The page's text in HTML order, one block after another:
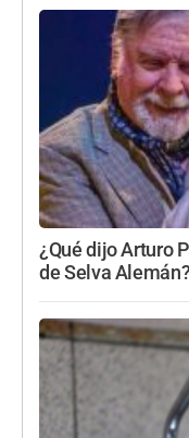
¿Qué dijo Arturo
de Selva Alemán?